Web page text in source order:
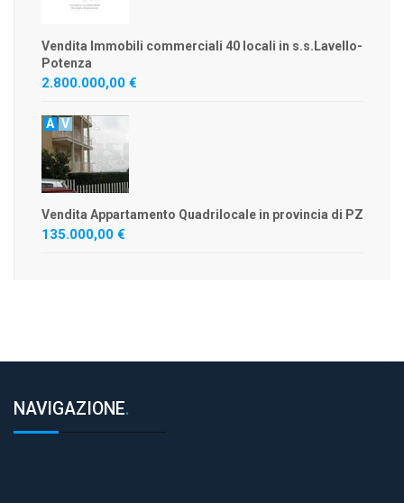
Vendita Immobili commerciali 40 locali in s.s.Lavello-
Potenza
2.800.000,00 €
A V
Vendita Appartamento Quadrilocale in provincia di PZ
135.000,00 €
NAVIGAZIONE.